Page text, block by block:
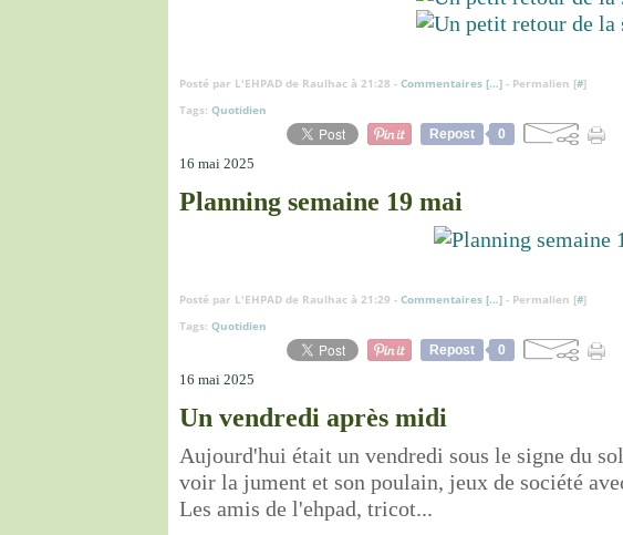
Posté par L'EHPAD de Raulhac à 21:28 - Commentaires […] - Permalien [#]
Tags: Quotidien
Repost
0
16 mai 2025
Planning semaine 19 mai
Posté par L'EHPAD de Raulhac à 21:29 - Commentaires […] - Permalien [#]
Tags: Quotidien
Repost
0
16 mai 2025
Un vendredi après midi
Aujourd'hui était un vendredi sous le signe du
voir la jument et son poulain, jeux de société
Les amis de l'ehpad, tricot...